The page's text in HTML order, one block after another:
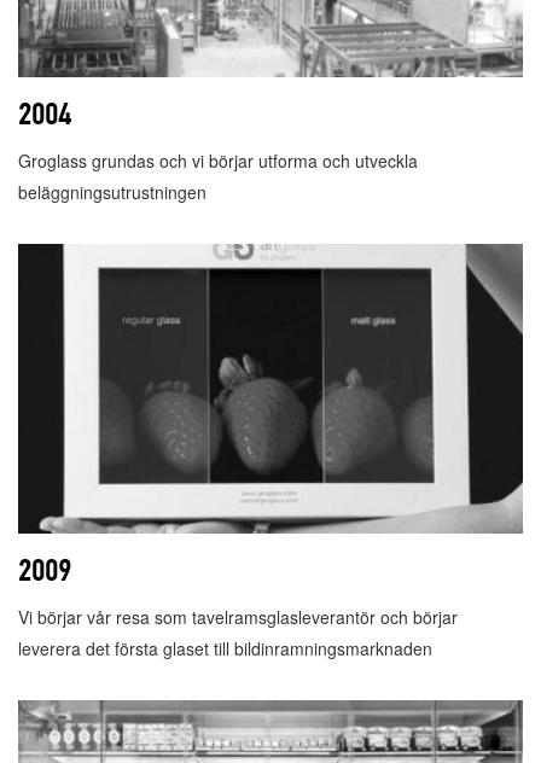
2004
Groglass grundas och vi börjar utforma och utveckla
beläggningsutrustningen
2009
Vi börjar vår resa som tavelramsglasleverantör och börjar
leverera det första glaset till bildinramningsmarknaden